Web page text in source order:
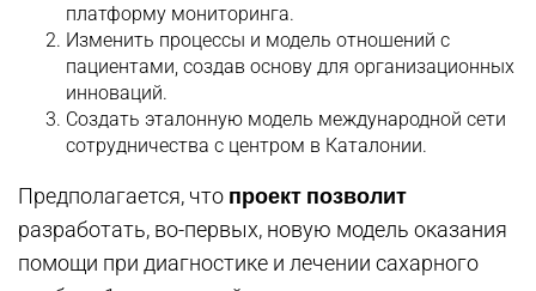
платформу мониторинга.
Изменить процессы и модель отношений с
пациентами, создав основу для организационных
инноваций.
Создать эталонную модель международной сети
сотрудничества с центром в Каталонии.
Предполагается, что проект позволит
разработать, во-первых, новую модель оказания
помощи при диагностике и лечении сахарного